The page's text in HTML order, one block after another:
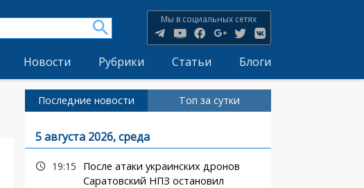
Мы в социальных сетях
Новости Рубрики Статьи Блоги
Последние новости Топ за сутки
5 августа 2026, среда
19:15
После атаки украинских дронов
Саратовский НПЗ остановил